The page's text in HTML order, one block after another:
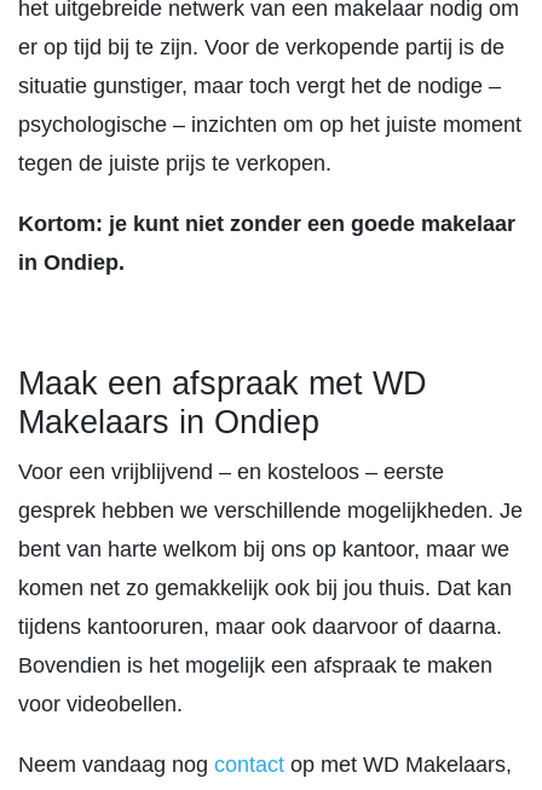
het uitgebreide netwerk van een makelaar nodig om
er op tijd bij te zijn. Voor de verkopende partij is de
situatie gunstiger, maar toch vergt het de nodige –
psychologische – inzichten om op het juiste moment
tegen de juiste prijs te verkopen.
Kortom: je kunt niet zonder een goede makelaar
in Ondiep.
Maak een afspraak met WD
Makelaars in Ondiep
Voor een vrijblijvend – en kosteloos – eerste
gesprek hebben we verschillende mogelijkheden. Je
bent van harte welkom bij ons op kantoor, maar we
komen net zo gemakkelijk ook bij jou thuis. Dat kan
tijdens kantooruren, maar ook daarvoor of daarna.
Bovendien is het mogelijk een afspraak te maken
voor videobellen.
Neem vandaag nog contact op met WD Makelaars,